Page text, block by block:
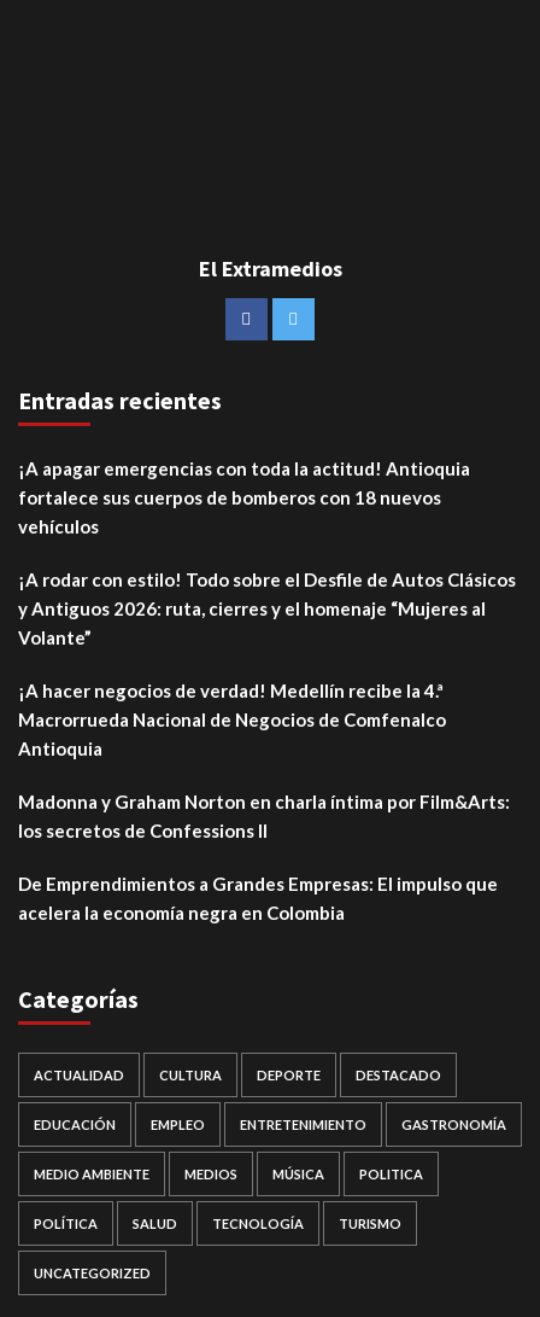
El Extramedios
Entradas recientes
¡A apagar emergencias con toda la actitud! Antioquia
fortalece sus cuerpos de bomberos con 18 nuevos
vehículos
¡A rodar con estilo! Todo sobre el Desfile de Autos Clásicos
y Antiguos 2026: ruta, cierres y el homenaje “Mujeres al
Volante”
¡A hacer negocios de verdad! Medellín recibe la 4.ª
Macrorrueda Nacional de Negocios de Comfenalco
Antioquia
Madonna y Graham Norton en charla íntima por Film&Arts:
los secretos de Confessions II
De Emprendimientos a Grandes Empresas: El impulso que
acelera la economía negra en Colombia
Categorías
ACTUALIDAD CULTURA DEPORTE DESTACADO
EDUCACIÓN EMPLEO ENTRETENIMIENTO GASTRONOMÍA
MEDIO AMBIENTE MEDIOS MÚSICA POLITICA
POLÍTICA SALUD TECNOLOGÍA TURISMO
UNCATEGORIZED